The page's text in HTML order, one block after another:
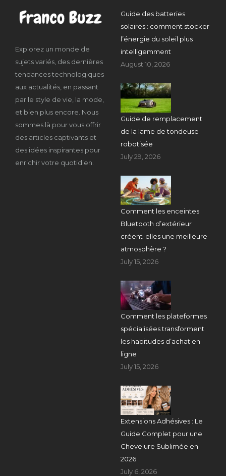
Explorez un monde de
sujets variés, des dernières
tendances technologiques
aux actualités, en passant
par le style de vie, la mode,
et bien plus encore. Nous
sommes là pour vous offrir
des articles captivants et
des idées inspirantes pour
enrichir votre quotidien.
Guide des batteries
solaires : comment stocker
l’énergie du soleil plus
intelligemment
August 10, 2026
Guide de remplacement
de la lame de tondeuse
robotisée
July 29, 2026
Comment les enceintes
Bluetooth d’extérieur
créent-elles une meilleure
atmosphère ?
July 15, 2026
Comment les plateformes
spécialisées transforment
les habitudes d’achat en
ligne
July 15, 2026
Extensions Adhésives : Le
Guide Complet pour une
Chevelure Sublimée en
2026
July 6, 2026